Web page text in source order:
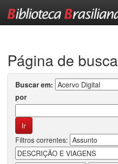
Página de busca
Buscar em:
por
Filtros correntes: